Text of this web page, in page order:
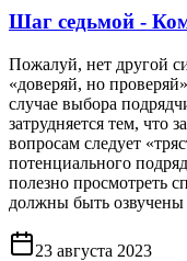
Шаг седьмой -
Пожалуй, нет другой
«доверяй, но
случае выбора
затрудняется тем, что
вопросам следует
потенциального
полезно просмотреть
должны быть озвучены
23 августа 2023